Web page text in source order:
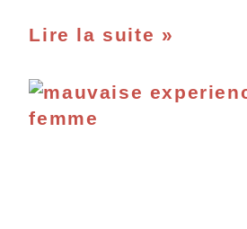
Lire la suite »